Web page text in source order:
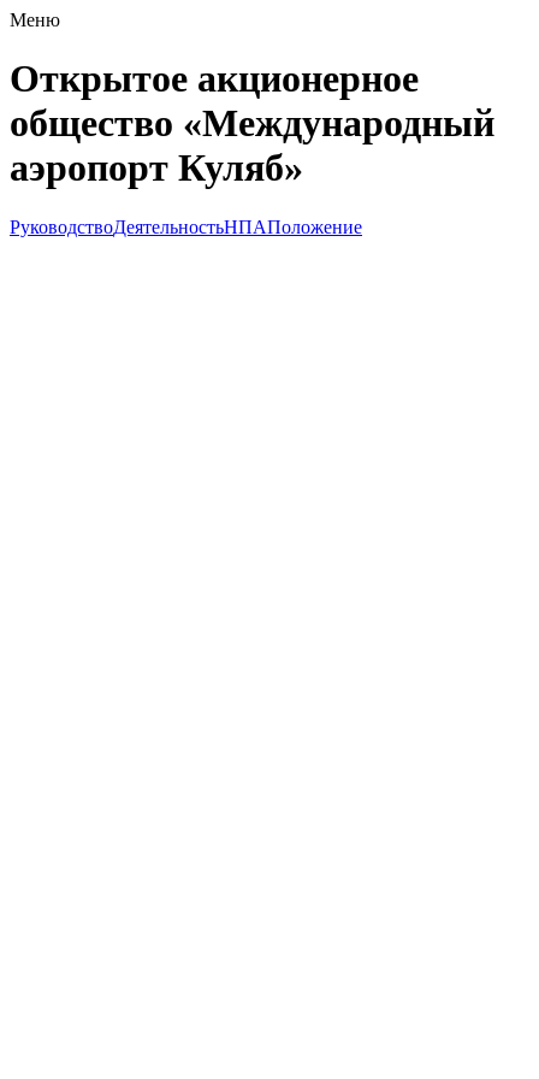
Меню
Открытое акционерное
общество «Международный
аэропорт Куляб»
РуководствоДеятельностьНПАПоложение